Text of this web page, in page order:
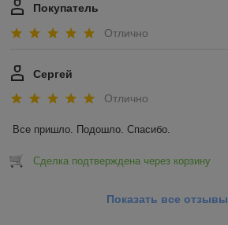
Покупатель
Отлично
Сергей
Отлично
Все пришло. Подошло. Спасибо.
Сделка подтверждена через корзину
Показать все отзывы